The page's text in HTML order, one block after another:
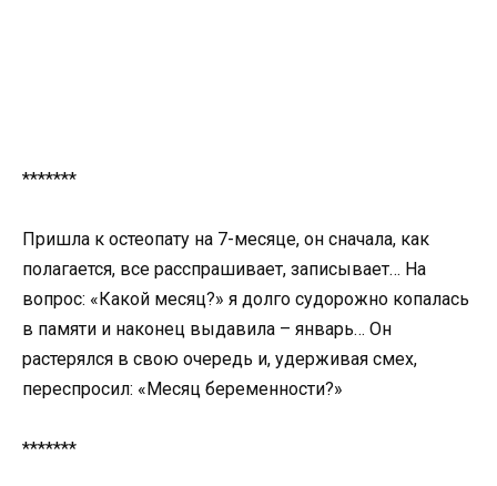
*******
Пришла к остеопату на 7-месяце, он сначала, как
полагается, все расспрашивает, записывает… На
вопрос: «Какой месяц?» я долго судорожно копалась
в памяти и наконец выдавила – январь… Он
растерялся в свою очередь и, удерживая смех,
переспросил: «Месяц беременности?»
*******